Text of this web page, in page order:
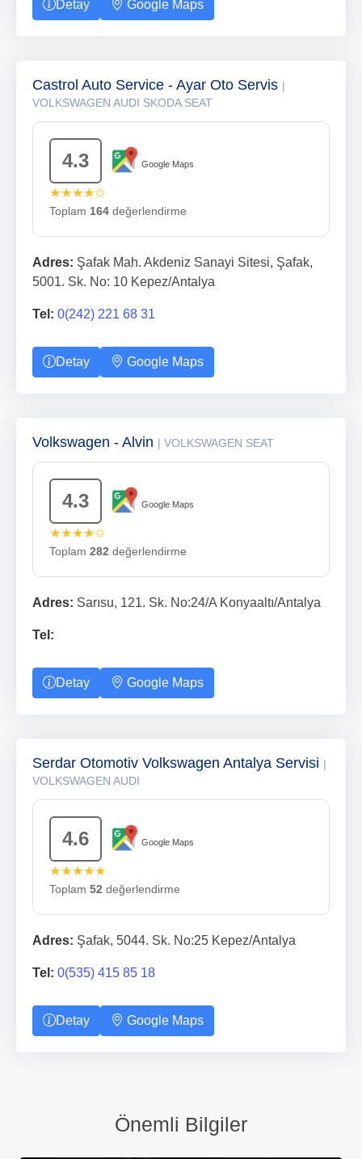
Detay Google Maps
Castrol Auto Service - Ayar Oto Servis |
VOLKSWAGEN AUDI SKODA SEAT
4.3 Google Maps
★★★★✩
Toplam 164 değerlendirme
Adres: Şafak Mah. Akdeniz Sanayi Sitesi, Şafak,
5001. Sk. No: 10 Kepez/Antalya
Tel: 0(242) 221 68 31
Detay Google Maps
Volkswagen - Alvin | VOLKSWAGEN SEAT
4.3 Google Maps
★★★★✩
Toplam 282 değerlendirme
Adres: Sarısu, 121. Sk. No:24/A Konyaaltı/Antalya
Tel:
Detay Google Maps
Serdar Otomotiv Volkswagen Antalya Servisi |
VOLKSWAGEN AUDI
4.6 Google Maps
★★★★★
Toplam 52 değerlendirme
Adres: Şafak, 5044. Sk. No:25 Kepez/Antalya
Tel: 0(535) 415 85 18
Detay Google Maps
Önemli Bilgiler